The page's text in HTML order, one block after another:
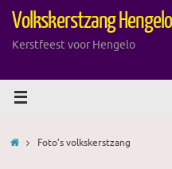
naarVolkskerstzang Hengelo
Kerstfeest voor Hengelo
HomeFoto’s volkskerstzang